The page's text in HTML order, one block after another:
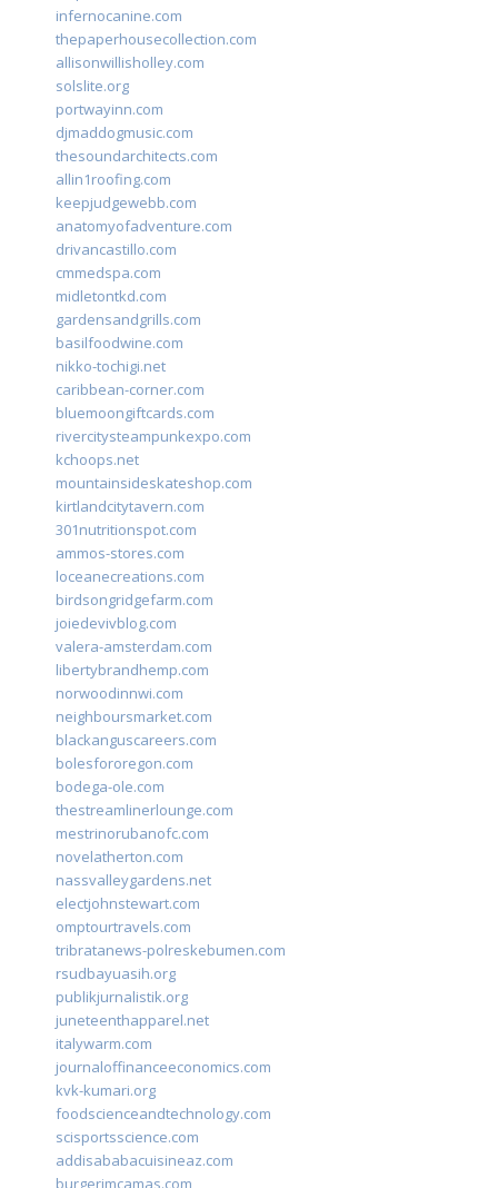
infernocanine.com
thepaperhousecollection.com
allisonwillisholley.com
solslite.org
portwayinn.com
djmaddogmusic.com
thesoundarchitects.com
allin1roofing.com
keepjudgewebb.com
anatomyofadventure.com
drivancastillo.com
cmmedspa.com
midletontkd.com
gardensandgrills.com
basilfoodwine.com
nikko-tochigi.net
caribbean-corner.com
bluemoongiftcards.com
rivercitysteampunkexpo.com
kchoops.net
mountainsideskateshop.com
kirtlandcitytavern.com
301nutritionspot.com
ammos-stores.com
loceanecreations.com
birdsongridgefarm.com
joiedevivblog.com
valera-amsterdam.com
libertybrandhemp.com
norwoodinnwi.com
neighboursmarket.com
blackanguscareers.com
bolesfororegon.com
bodega-ole.com
thestreamlinerlounge.com
mestrinorubanofc.com
novelatherton.com
nassvalleygardens.net
electjohnstewart.com
omptourtravels.com
tribratanews-polreskebumen.com
rsudbayuasih.org
publikjurnalistik.org
juneteenthapparel.net
italywarm.com
journaloffinanceeconomics.com
kvk-kumari.org
foodscienceandtechnology.com
scisportsscience.com
addisababacuisineaz.com
burgerimcamas.com